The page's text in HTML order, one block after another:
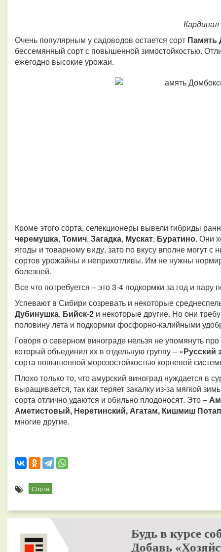
Кардинал
Очень популярным у садоводов остается сорт Память
бессемянный сорт с повышенной зимостойкостью.
ежегодно высокие урожаи.
Кроме этого сорта, селекционеры вывели гибриды
черемушка, Томич, Загадка, Мускат, Буратино. Они
ягоды и товарному виду, зато по вкусу вполне могут с
сортов урожайны и неприхотливы. Им не нужны
болезней.
Все что потребуется – это 3-4 подкормки за год и
Успевают в Сибири созревать и некоторые
Дубинушка, Бийск-2 и некоторые другие. Но они
половину лета и подкормки фосфорно-калийными
Говоря о северном винограде нельзя не упомянуть
который объединил их в отдельную группу – «Русский
сорта повышенной морозостойкостью корневой
Плохо только то, что амурский виноград нуждается в
выращивается, так как теряет закалку из-за мягкой
сорта отлично удаются и обильно плодоносят. Это –
Аметистовый, Неретинский, Агатам, Кишмиш
многие другие.
Сорта
Будь в курсе
Добавь